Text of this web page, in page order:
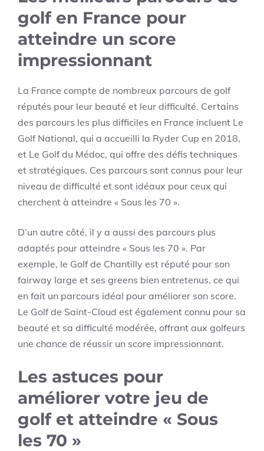
golf en France pour
atteindre un score
impressionnant
La France compte de nombreux parcours de golf
réputés pour leur beauté et leur difficulté. Certains
des parcours les plus difficiles en France incluent Le
Golf National, qui a accueilli la Ryder Cup en 2018,
et Le Golf du Médoc, qui offre des défis techniques
et stratégiques. Ces parcours sont connus pour leur
niveau de difficulté et sont idéaux pour ceux qui
cherchent à atteindre « Sous les 70 ».
D’un autre côté, il y a aussi des parcours plus
adaptés pour atteindre « Sous les 70 ». Par
exemple, le Golf de Chantilly est réputé pour son
fairway large et ses greens bien entretenus, ce qui
en fait un parcours idéal pour améliorer son score.
Le Golf de Saint-Cloud est également connu pour sa
beauté et sa difficulté modérée, offrant aux golfeurs
une chance de réussir un score impressionnant.
Les astuces pour
améliorer votre jeu de
golf et atteindre « Sous
les 70 »